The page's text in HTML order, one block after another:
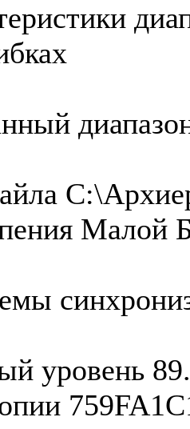
Малой
уровень